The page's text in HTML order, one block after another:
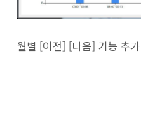
월별 [이전] [다음] 기능 추가